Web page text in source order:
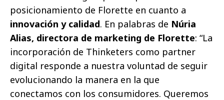
posicionamiento de Florette en cuanto a
innovación y calidad. En palabras de Núria
Alias, directora de marketing de Florette: “La
incorporación de Thinketers como partner
digital responde a nuestra voluntad de seguir
evolucionando la manera en la que
conectamos con los consumidores. Queremos